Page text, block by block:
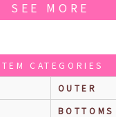
SEE MORE
CATEGORIES
OUTER
BOTTOMS